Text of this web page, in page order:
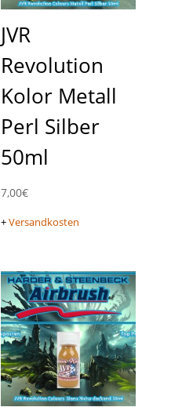
JVR
Revolution
Kolor Metall
Perl Silber
50ml
7,00€
+Versandkosten